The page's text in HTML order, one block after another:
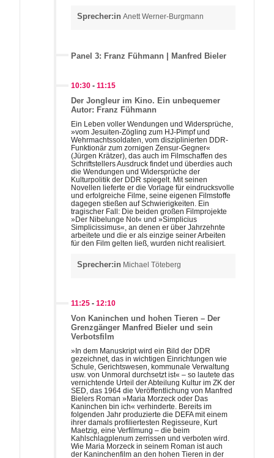
Sprecher:in Anett Werner-Burgmann
Panel 3: Franz Fühmann | Manfred Bieler
10:30 -11:15
Der Jongleur im Kino. Ein unbequemer
Autor: Franz Fühmann
Ein Leben voller Wendungen und Widersprüche,
»vom Jesuiten-Zögling zum HJ-Pimpf und
Wehrmachtssoldaten, vom disziplinierten DDR-
Funktionär zum zornigen Zensur-Gegner«
(Jürgen Krätzer), das auch im Filmschaffen des
Schriftstellers Ausdruck findet und überdies auch
die Wendungen und Widersprüche der
Kulturpolitik der DDR spiegelt. Mit seinen
Novellen lieferte er die Vorlage für eindrucksvolle
und erfolgreiche Filme, seine eigenen Filmstoffe
dagegen stießen auf Schwierigkeiten. Ein
tragischer Fall: Die beiden großen Filmprojekte
»Der Nibelunge Not« und »Simplicius
Simplicissimus«, an denen er über Jahrzehnte
arbeitete und die er als einzige seiner Arbeiten
für den Film gelten ließ, wurden nicht realisiert.
Sprecher:in Michael Töteberg
11:25 -12:10
Von Kaninchen und hohen Tieren – Der
Grenzgänger Manfred Bieler und sein
Verbotsfilm
»In dem Manuskript wird ein Bild der DDR
gezeichnet, das in wichtigen Einrichtungen wie
Schule, Gerichtswesen, kommunale Verwaltung
usw. von Unmoral durchsetzt ist« – so lautete das
vernichtende Urteil der Abteilung Kultur im ZK der
SED, das 1964 die Veröffentlichung von Manfred
Bielers Roman »Maria Morzeck oder Das
Kaninchen bin ich« verhinderte. Bereits im
folgenden Jahr produzierte die DEFA mit einem
ihrer damals profiliertesten Regisseure, Kurt
Maetzig, eine Verfilmung – die beim
Kahlschlagplenum zerrissen und verboten wird.
Wie Maria Morzeck in seinem Roman ist auch
der Kaninchenfilm an den hohen Tieren in der